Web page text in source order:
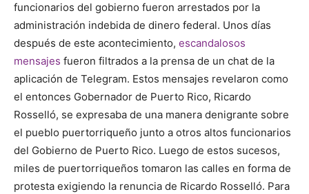
funcionarios del gobierno fueron arrestados por la
administración indebida de dinero federal. Unos días
después de este acontecimiento, escandalosos
mensajes fueron filtrados a la prensa de un chat de la
aplicación de Telegram. Estos mensajes revelaron como
el entonces Gobernador de Puerto Rico, Ricardo
Rosselló, se expresaba de una manera denigrante sobre
el pueblo puertorriqueño junto a otros altos funcionarios
del Gobierno de Puerto Rico. Luego de estos sucesos,
miles de puertorriqueños tomaron las calles en forma de
protesta exigiendo la renuncia de Ricardo Rosselló. Para